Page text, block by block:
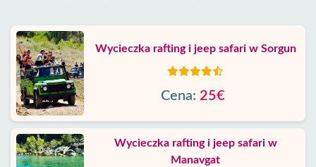
Wycieczka rafting i jeep safari w Sorgun
Cena: 25€
Wycieczka rafting i jeep safari w
Manavgat